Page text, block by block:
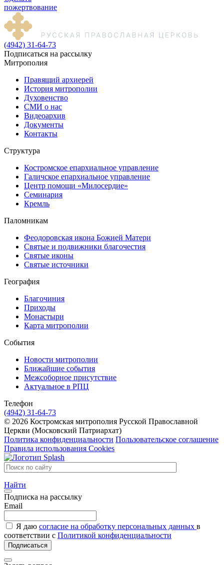
пожертвование
(4942) 31-64-73
Подписаться на рассылку
Митрополия
Правящий архиерей
История митрополии
Духовенство
СМИ о нас
Видеоархив
Документы
Контакты
Структура
Костромское епархиальное управление
Галичское епархиальное управление
Центр помощи «Милосердие»
Семинария
Кремль
Паломникам
Феодоровская икона Божией Матери
Святые и подвижники благочестия
Святые иконы
Святые источники
География
Благочиния
Приходы
Монастыри
Карта митрополии
События
Новости митрополии
Ближайшие события
Межсоборное присутствие
Актуальное в РПЦ
Телефон
(4942) 31-64-73
© 2026 Костромская митрополия Русской Православной
Церкви (Московский Патриархат)
Политика конфиденциальности Пользовательское соглашение
Правила использования Cookies
Найти
Подписка на рассылку
Email
Я даю согласие на обработку персональных данных в
соответствии с Политикой конфиденциальности
Подписаться